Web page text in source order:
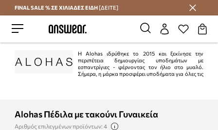
Εξοικονομήστε με το Answear Club
FINAL SALE % ΣΕ ΧΙΛΙΑΔΕΣ ΕΙΔΗ [ΔΕΙΤΕ]
Η Alohas ιδρύθηκε το 2015 και ξεκίνησε την
περιπέτεια δημιουργίας υποδημάτων με
εσπαντρίγιες - φέρνοντας τον ήλιο στο μυαλό.
Σήμερα, η μάρκα προσφέρει υποδήματα για όλες τις
Alohas Πέδιλα με τακούνι Γυναικεία
Αριθμός επιλεγμένων προϊόντων: 4